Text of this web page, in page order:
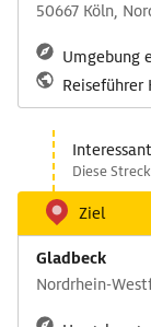
50667 Köln,
Umgebung
Reiseführer
Diese
Ziel
Gladbeck
Nordrhein-